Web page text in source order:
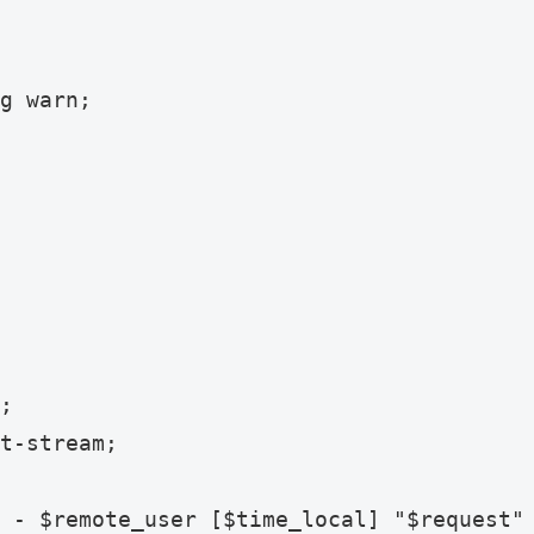
warn;
stream;
$remote_user [$time_local] "$request"